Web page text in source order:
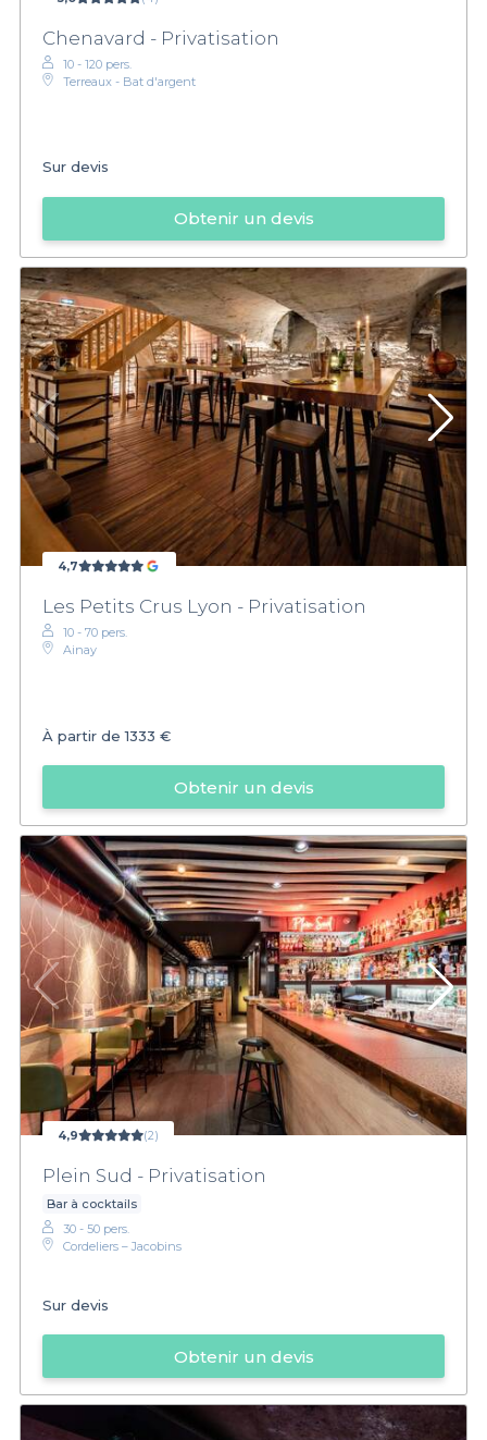
Chenavard - Privatisation
10 - 120 pers.
Terreaux - Bat d'argent
Sur devis
Obtenir un devis
4,7
Les Petits Crus Lyon - Privatisation
10 - 70 pers.
Ainay
À partir de1333 €
Obtenir un devis
4,9 (2)
Plein Sud - Privatisation
Bar à cocktails
30 - 50 pers.
Cordeliers – Jacobins
Sur devis
Obtenir un devis